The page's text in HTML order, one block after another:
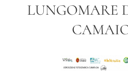
LUNGOMARE